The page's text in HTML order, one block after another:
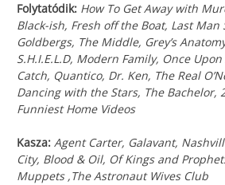
Folytatódik: How To Get Away with
Black-ish, Fresh off the Boat, Last Man
Goldbergs, The Middle, Grey’s
S.H.I.E.L.D, Modern Family, Once
Catch, Quantico, Dr. Ken, The Real
Dancing with the Stars, The Bachelor,
Funniest Home Videos
Kasza: Agent Carter, Galavant,
City, Blood & Oil, Of Kings and
Muppets ,The Astronaut Wives Club